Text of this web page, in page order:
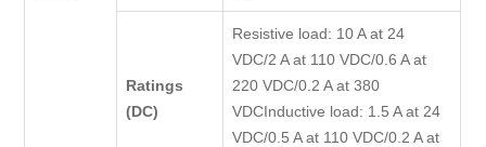
Ratings
(DC)
Resistive load: 10 A at 24
VDC/2 A at 110 VDC/0.6 A at
220 VDC/0.2 A at 380
VDCInductive load: 1.5 A at 24
VDC/0.5 A at 110 VDC/0.2 A at